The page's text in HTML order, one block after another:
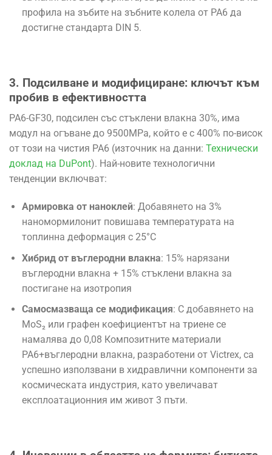
профила на зъбите на зъбните колела от PA6 да
достигне стандарта DIN 5.
3. Подсилване и модифициране: ключът към
пробив в ефективността
PA6-GF30, подсилен със стъклени влакна 30%, има
модул на огъване до 9500MPa, който е с 400% по-висок
от този на чистия PA6 (източник на данни: Технически
доклад на DuPont). Най-новите технологични
тенденции включват:
Армировка от наноклей: Добавянето на 3%
наномормилонит повишава температурата на
топлинна деформация с 25°C
Хибрид от въглеродни влакна: 15% нарязани
въглеродни влакна + 15% стъклени влакна за
постигане на изотропия
Самосмазваща се модификация: С добавянето на
MoS₂ или графен коефициентът на триене се
намалява до 0,08 Композитните материали
PA6+въглеродни влакна, разработени от Victrex, са
успешно използвани в хидравлични компоненти за
космическата индустрия, като увеличават
експлоатационния им живот 3 пъти.